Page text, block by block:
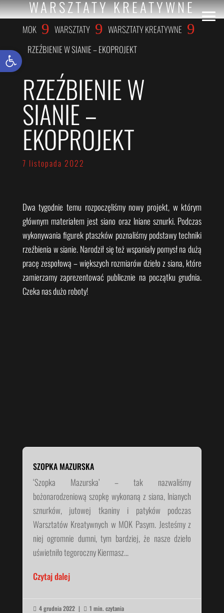
WARSZTATY KREATYWNE
MOK 9 WARSZTATY 9 WARSZTATY KREATYWNE 9
RZEŹBIENIE W SIANIE – EKOPROJEKT
RZEŹBIENIE W
SIANIE –
EKOPROJEKT
7 listopada 2022
Dwa tygodnie temu rozpoczęliśmy nowy projekt, w którym
głównym materiałem jest siano oraz lniane sznurki. Podczas
wykonywania figurek ptaszków poznaliśmy podstawy techniki
rzeźbienia w sianie. Narodził się też wspaniały pomysł na dużą
pracę zespołową – większych rozmiarów dzieło z siana, które
zamierzamy zaprezentować publicznie na początku grudnia.
Czeka nas dużo roboty!
SZOPKA MAZURSKA
‘Szopka Mazurska’ – tak nazwaliśmy
bożonarodzeniową szopkę wykonaną z siana, lnianych
sznurków, jutowej tkaniny i patyków podczas
Warsztatów Kreatywnych w MOK Pasym. Jesteśmy z
niej ogromnie dumni, tym bardziej, że nasze dzieło
uświetniło tegoroczny Kiermasz...
Czytaj dalej
 4 grudnia 2022 |  1 min. czytania
Otwórz pasek narzędzi